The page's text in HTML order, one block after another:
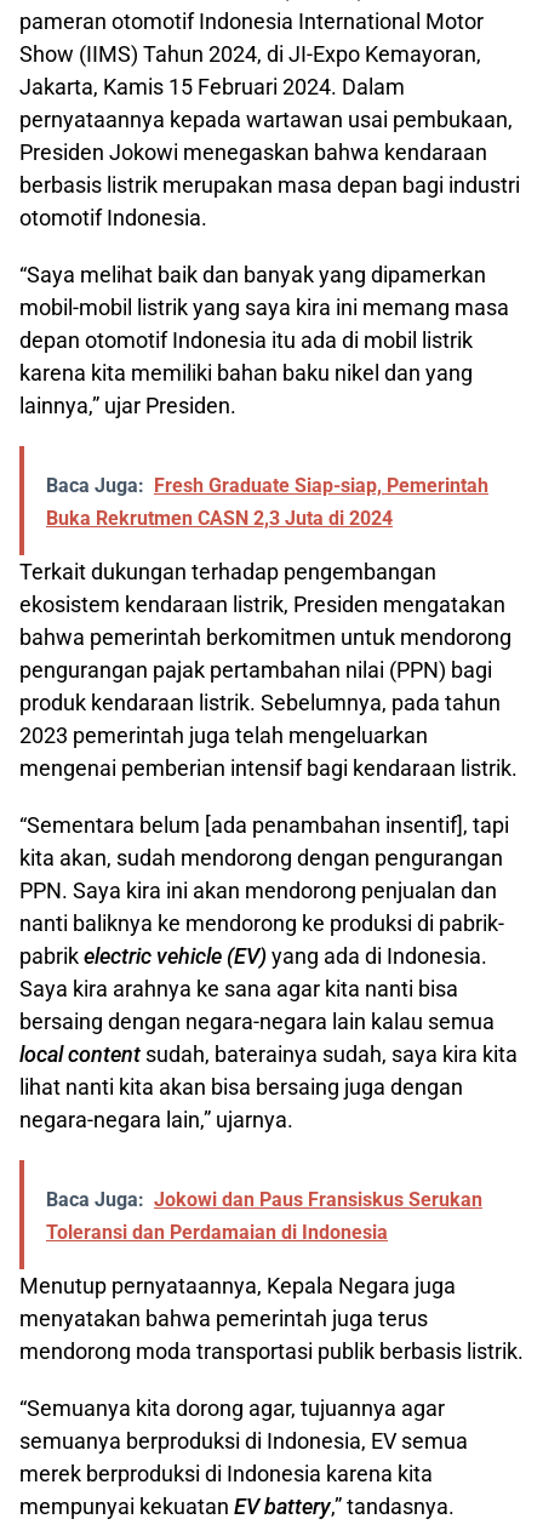
pameran otomotif Indonesia International Motor
Show (IIMS) Tahun 2024, di JI-Expo Kemayoran,
Jakarta, Kamis 15 Februari 2024. Dalam
pernyataannya kepada wartawan usai pembukaan,
Presiden Jokowi menegaskan bahwa kendaraan
berbasis listrik merupakan masa depan bagi industri
otomotif Indonesia.
“Saya melihat baik dan banyak yang dipamerkan
mobil-mobil listrik yang saya kira ini memang masa
depan otomotif Indonesia itu ada di mobil listrik
karena kita memiliki bahan baku nikel dan yang
lainnya,” ujar Presiden.
Baca Juga: Fresh Graduate Siap-siap, Pemerintah
Buka Rekrutmen CASN 2,3 Juta di 2024
Terkait dukungan terhadap pengembangan
ekosistem kendaraan listrik, Presiden mengatakan
bahwa pemerintah berkomitmen untuk mendorong
pengurangan pajak pertambahan nilai (PPN) bagi
produk kendaraan listrik. Sebelumnya, pada tahun
2023 pemerintah juga telah mengeluarkan
mengenai pemberian intensif bagi kendaraan listrik.
“Sementara belum [ada penambahan insentif], tapi
kita akan, sudah mendorong dengan pengurangan
PPN. Saya kira ini akan mendorong penjualan dan
nanti baliknya ke mendorong ke produksi di pabrik-
pabrikelectric vehicle (EV) yang ada di Indonesia.
Saya kira arahnya ke sana agar kita nanti bisa
bersaing dengan negara-negara lain kalau semua
local content sudah, baterainya sudah, saya kira kita
lihat nanti kita akan bisa bersaing juga dengan
negara-negara lain,” ujarnya.
Baca Juga: Jokowi dan Paus Fransiskus Serukan
Toleransi dan Perdamaian di Indonesia
Menutup pernyataannya, Kepala Negara juga
menyatakan bahwa pemerintah juga terus
mendorong moda transportasi publik berbasis listrik.
“Semuanya kita dorong agar, tujuannya agar
semuanya berproduksi di Indonesia, EV semua
merek berproduksi di Indonesia karena kita
mempunyai kekuatan EV battery,” tandasnya.